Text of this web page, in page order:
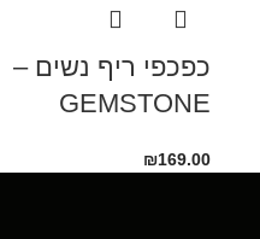
כפכפי ריף נשים –
GEMSTONE
₪169.00